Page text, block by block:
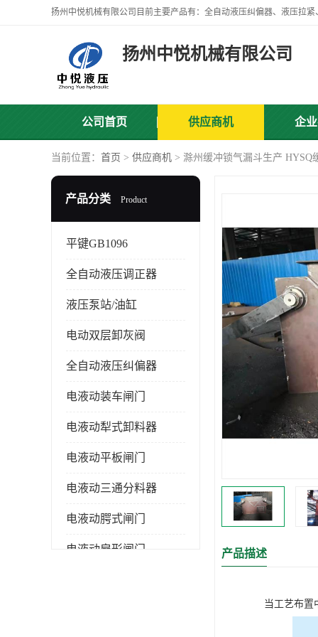
扬州中悦机械有限公司
公司首页 供应商机 企
当前位置： 首页 > 供应商机 > 滁州缓冲锁气漏斗生产 HYSQ
产品分类 Product
平键GB1096
全自动液压调正器
液压泵站/油缸
电动双层卸灰阀
全自动液压纠偏器
电液动装车闸门
电液动犁式卸料器
电液动平板闸门
电液动三通分料器
电液动腭式闸门
电液动扇形闸门 产品描述
当工艺布置